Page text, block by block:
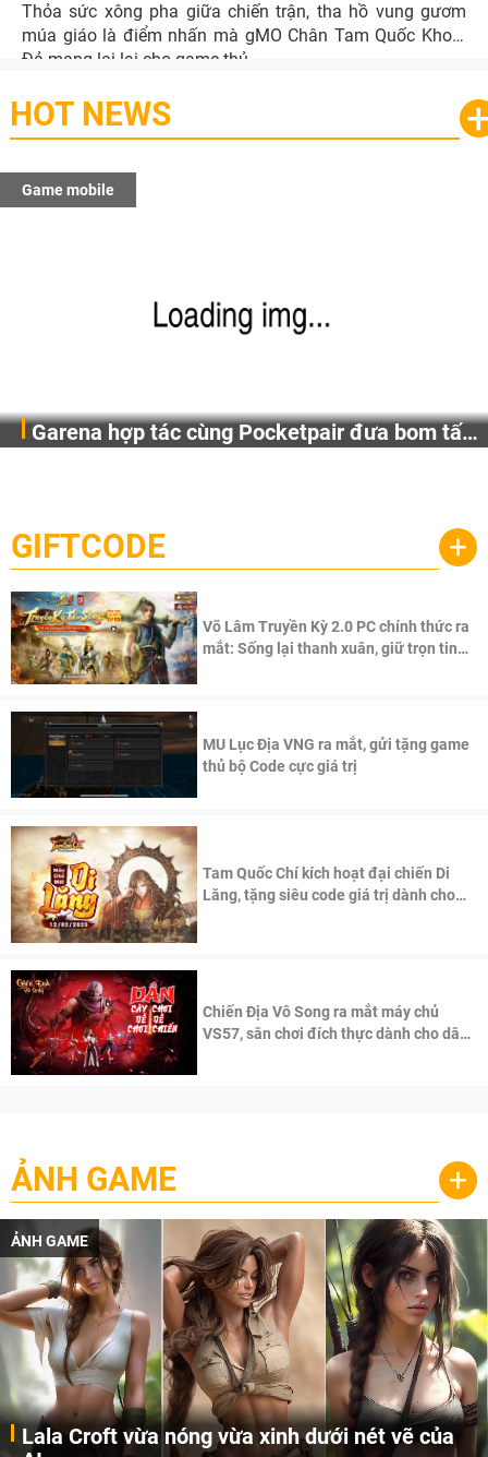
Thỏa sức xông pha giữa chiến trận, tha hồ vung gươm
múa giáo là điểm nhấn mà gMO Chân Tam Quốc Khoái
Đả mang lại lại cho game thủ.
HOT NEWS
Game mobile
Garena hợp tác cùng Pocketpair đưa bom tấn
cầu, theo giấy phép chính thức từ công ty game Nhật Bản
Pocketpair, Inc.
GIFTCODE +
Võ Lâm Truyền Kỳ 2.0 PC chính thức ra
mắt: Sống lại thanh xuân, giữ trọn tinh
MU Lục Địa VNG ra mắt, gửi tặng game
thủ bộ Code cực giá trị
Tam Quốc Chí kích hoạt đại chiến Di
Lăng, tặng siêu code giá trị dành cho
Chiến Địa Vô Song ra mắt máy chủ
VS57, sân chơi đích thực dành cho dân
ẢNH GAME +
ẢNH GAME
Lala Croft vừa nóng vừa xinh dưới nét vẽ của